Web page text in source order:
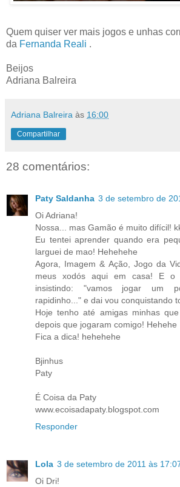
Quem quiser ver mais jogos e unhas
da Fernanda Reali .
Beijos
Adriana Balreira
Adriana Balreira às 16:00
Compartilhar
28 comentários:
Paty Saldanha 3 de setembro de
Oi Adriana!
Nossa... mas Gamão é muito difícil!
Eu tentei aprender quando era
larguei de mao! Hehehehe
Agora, Imagem & Ação, Jogo da
meus xodós aqui em casa! E
insistindo: "vamos jogar um
rapidinho..." e dai vou conquistando
Hoje tenho até amigas minhas
depois que jogaram comigo! Hehehe
Fica a dica! hehehehe
Bjinhus
Paty
É Coisa da Paty
www.ecoisadapaty.blogspot.com
Responder
Lola 3 de setembro de 2011 às
Oi Dri!